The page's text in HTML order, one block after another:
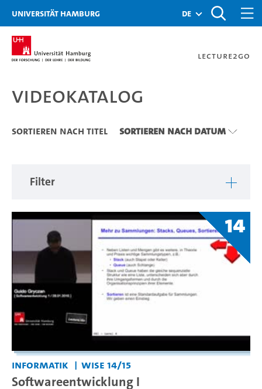
Zu den Filtern
Zur Metanavigation
Zur Hauptnavigation
Zur Suche
Zum Inhalt
Zum Seitenfuss
Universität Hamburg de
Lecture2Go
Videokatalog
Videokatalog
Sortieren nach Titel Sortieren nach Datum
Filter
14
Informatik WiSe 14/15
Softwareentwicklung I